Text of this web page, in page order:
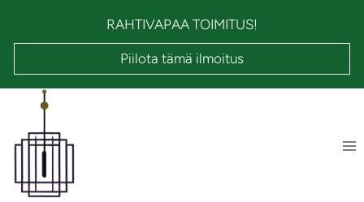
RAHTIVAPAA TOIMITUS!
Piilota tämä ilmoitus